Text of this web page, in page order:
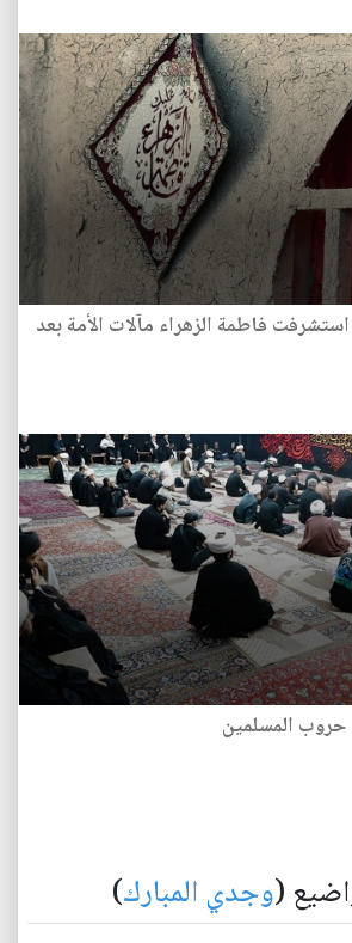
فاطمة الزهراء مآلات الأمة بعد
حروب المسلمين
(وجدي المبارك)